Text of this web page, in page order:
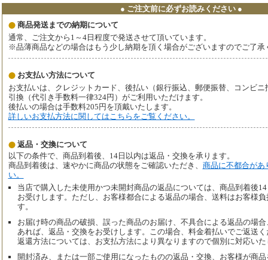
● ご注文前に必ずお読みください ●
商品発送までの納期について
通常、ご注文から1～4日程度で発送させて頂いています。
※品薄商品などの場合はもう少し納期を頂く場合がございますのでご了承
お支払い方法について
お支払いは、クレジットカード、後払い（銀行振込、郵便振替、コンビニ
引換（代引き手数料一律324円）がご利用いただけます。
後払いの場合は手数料205円を頂戴いたします。
詳しいお支払方法に関してはこちらをご覧ください。
返品・交換について
以下の条件で、商品到着後、14日以内は返品・交換を承ります。
商品到着後は、速やかに商品の状態をご確認いただき、 商品に不都合があ
い。
当店で購入した未使用かつ未開封商品の返品については、商品到着後
お受けします。ただし、お客様都合による返品の場合、送料はお客様
す。
お届け時の商品の破損、誤った商品のお届け、不具合による返品の場
あれば、返品・交換をお受けします。この場合、料金着払いでご返送
返還方法については、お支払方法により異なりますので個別に対応いた
開封済み、または一部ご使用になったものの返品・交換、お客様が商